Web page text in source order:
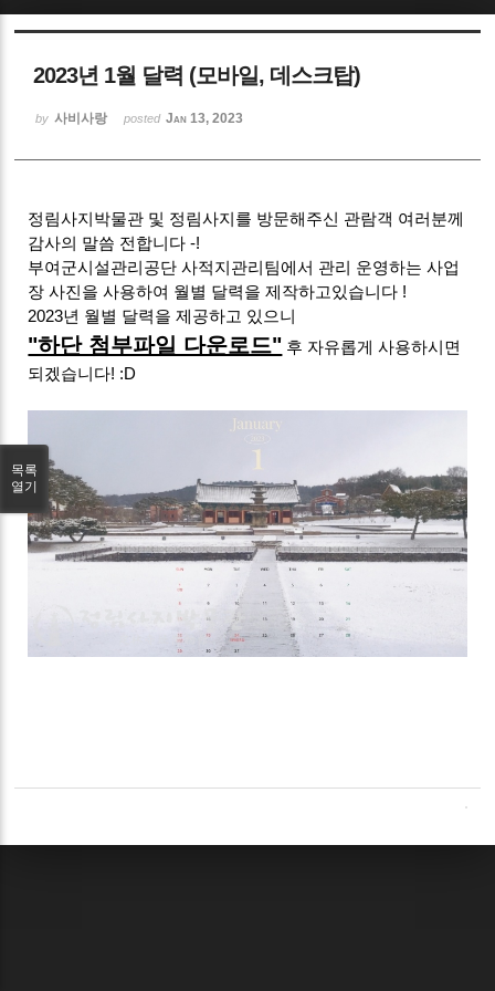
2023년 1월 달력 (모바일, 데스크탑)
by 사비사랑 posted Jan 13, 2023
정림사지박물관 및 정림사지를 방문해주신 관람객 여러분께
감사의 말씀 전합니다 -!
부여군시설관리공단 사적지관리팀에서 관리 운영하는 사업
장 사진을 사용하여 월별 달력을 제작하고있습니다 !
2023년 월별 달력을 제공하고 있으니
"하단 첨부파일 다운로드" 후 자유롭게 사용하시면
되겠습니다! :D
목록
열기
Sketchbook5, 스케치북5
Sketchbook5, 스케치북5